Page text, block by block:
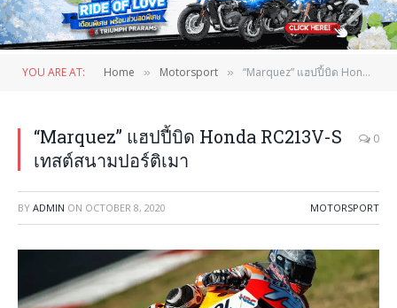
YOU ARE AT: Home » Motorsport » “Marquez” แฮปปี้บิด Honda RC213V-S เทสต์สนามปอร์ติเมา
“Marquez” แฮปปี้บิด Honda RC213V-S
เทสต์สนามปอร์ติเมา
0
BY ADMIN ON OCTOBER 8, 2020 MOTORSPORT